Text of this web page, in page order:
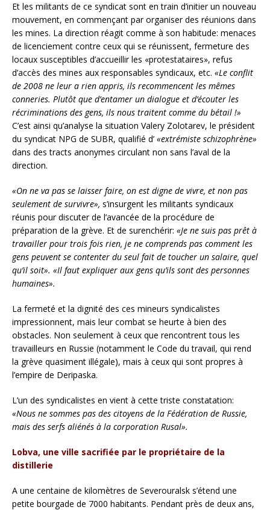
Et les militants de ce syndicat sont en train d’initier un nouveau
mouvement, en commençant par organiser des réunions dans
les mines. La direction réagit comme à son habitude: menaces
de licenciement contre ceux qui se réunissent, fermeture des
locaux susceptibles d’accueillir les «protestataires», refus
d’accès des mines aux responsables syndicaux, etc. «Le conflit
de 2008 ne leur a rien appris, ils recommencent les mêmes
conneries. Plutôt que d’entamer un dialogue et d’écouter les
récriminations des gens, ils nous traitent comme du bétail !»
C’est ainsi qu’analyse la situation Valery Zolotarev, le président
du syndicat NPG de SUBR, qualifié d’ «extrémiste schizophrène»
dans des tracts anonymes circulant non sans l’aval de la
direction.
«On ne va pas se laisser faire, on est digne de vivre, et non pas
seulement de survivre», s’insurgent les militants syndicaux
réunis pour discuter de l’avancée de la procédure de
préparation de la grève. Et de surenchérir: «Je ne suis pas prêt à
travailler pour trois fois rien, je ne comprends pas comment les
gens peuvent se contenter du seul fait de toucher un salaire, quel
qu’il soit». «Il faut expliquer aux gens qu’ils sont des personnes
humaines».
La fermeté et la dignité des ces mineurs syndicalistes
impressionnent, mais leur combat se heurte à bien des
obstacles. Non seulement à ceux que rencontrent tous les
travailleurs en Russie (notamment le Code du travail, qui rend
la grève quasiment illégale), mais à ceux qui sont propres à
l’empire de Deripaska.
L’un des syndicalistes en vient à cette triste constatation:
«Nous ne sommes pas des citoyens de la Fédération de Russie,
mais des serfs aliénés à la corporation Rusal».
Lobva, une ville sacrifiée par le propriétaire de la
distillerie
A une centaine de kilomètres de Severouralsk s’étend une
petite bourgade de 7000 habitants. Pendant près de deux ans,